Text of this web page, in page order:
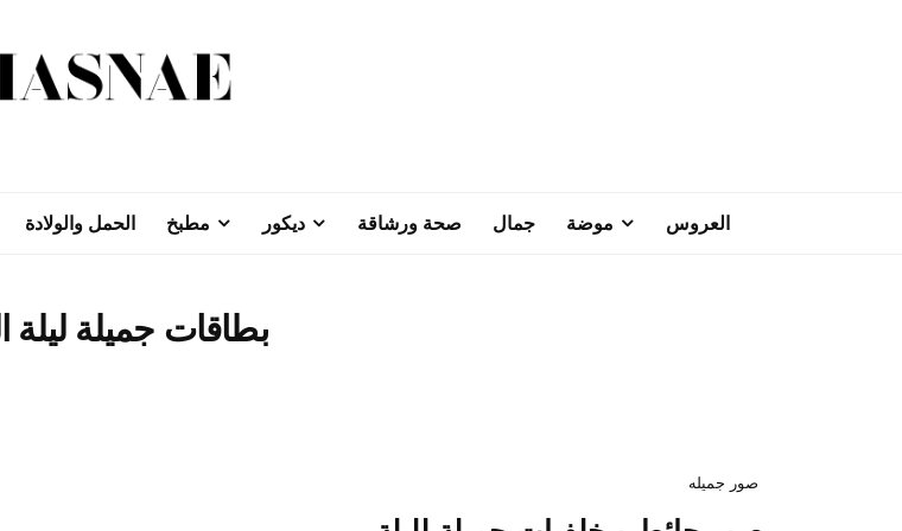
العروس موضة جمال صحة ورشاقة ديكور مطبخ الحمل والولادة
بطاقات جميلة ليلة
صور جميله